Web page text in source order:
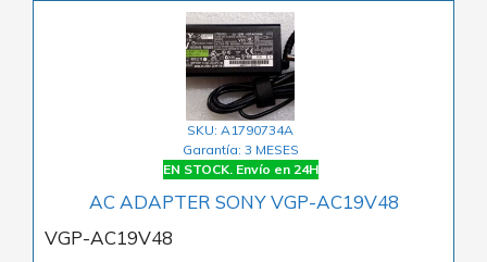
SKU: A1790734A
Garantía: 3 MESES
EN STOCK. Envío en 24H
AC ADAPTER SONY VGP-AC19V48
VGP-AC19V48